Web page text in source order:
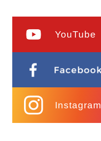
YouTube
Instagram